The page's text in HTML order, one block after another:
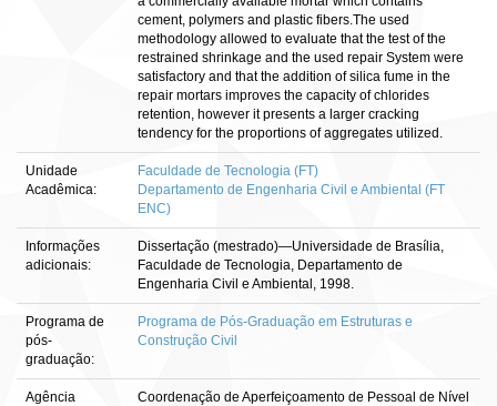
cement, polymers and plastic fibers.The used
methodology allowed to evaluate that the test of the
restrained shrinkage and the used repair System were
satisfactory and that the addition of silica fume in the
repair mortars improves the capacity of chlorides
retention, however it presents a larger cracking
tendency for the proportions of aggregates utilized.
Unidade
Acadêmica:
Faculdade de Tecnologia (FT)
Departamento de Engenharia Civil e Ambiental (FT
ENC)
Informações
adicionais:
Dissertação (mestrado)—Universidade de Brasília,
Faculdade de Tecnologia, Departamento de
Engenharia Civil e Ambiental, 1998.
Programa de
pós-
graduação:
Programa de Pós-Graduação em Estruturas e
Construção Civil
Agência
Coordenação de Aperfeiçoamento de Pessoal de Nível